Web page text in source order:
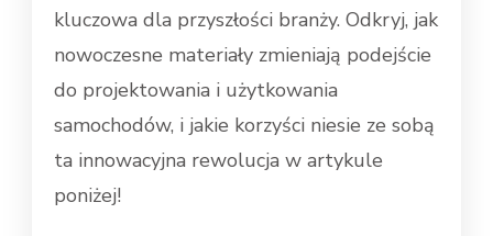
kluczowa dla przyszłości branży. Odkryj, jak
nowoczesne materiały zmieniają podejście
do projektowania i użytkowania
samochodów, i jakie korzyści niesie ze sobą
ta innowacyjna rewolucja w artykule
poniżej!